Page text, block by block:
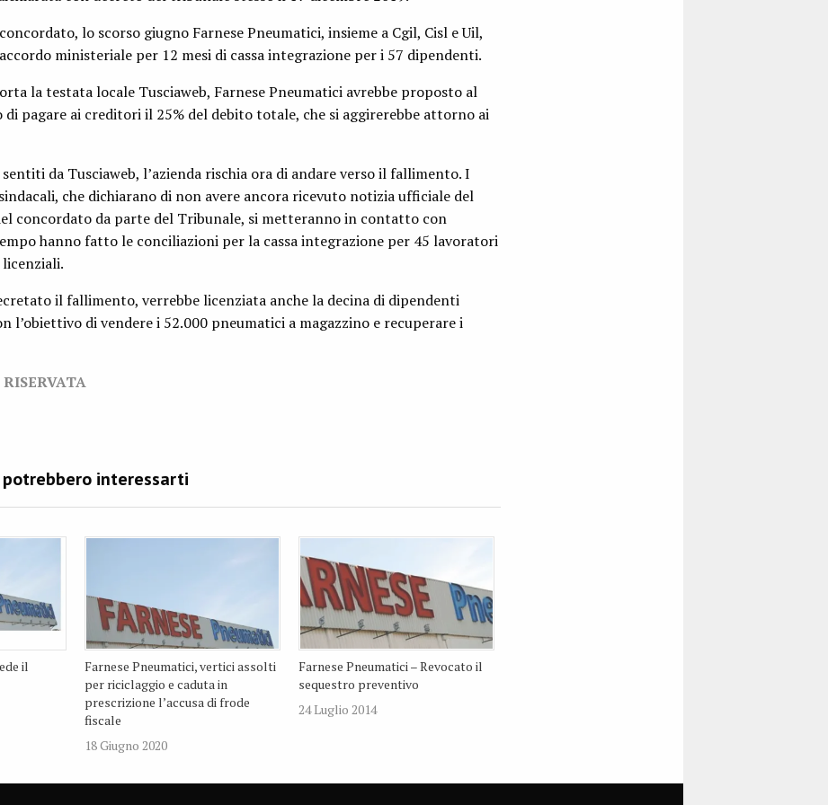
lo scorso giugno Farnese Pneumatici, insieme a Cgil, Cisl e Uil,
ministeriale per 12 mesi di cassa integrazione per i 57 dipendenti.
la testata locale Tusciaweb, Farnese Pneumatici avrebbe proposto al
pagare ai creditori il 25% del debito totale, che si aggirerebbe attorno ai
da Tusciaweb, l’azienda rischia ora di andare verso il fallimento. I
che dichiarano di non avere ancora ricevuto notizia ufficiale del
concordato da parte del Tribunale, si metteranno in contatto con
hanno fatto le conciliazioni per la cassa integrazione per 45 lavoratori
il fallimento, verrebbe licenziata anche la decina di dipendenti
l’obiettivo di vendere i 52.000 pneumatici a magazzino e recuperare i
il
Farnese Pneumatici, vertici assolti
per riciclaggio e caduta in
prescrizione l’accusa di frode
fiscale
18 Giugno 2020
Farnese Pneumatici – Revocato il
sequestro preventivo
24 Luglio 2014